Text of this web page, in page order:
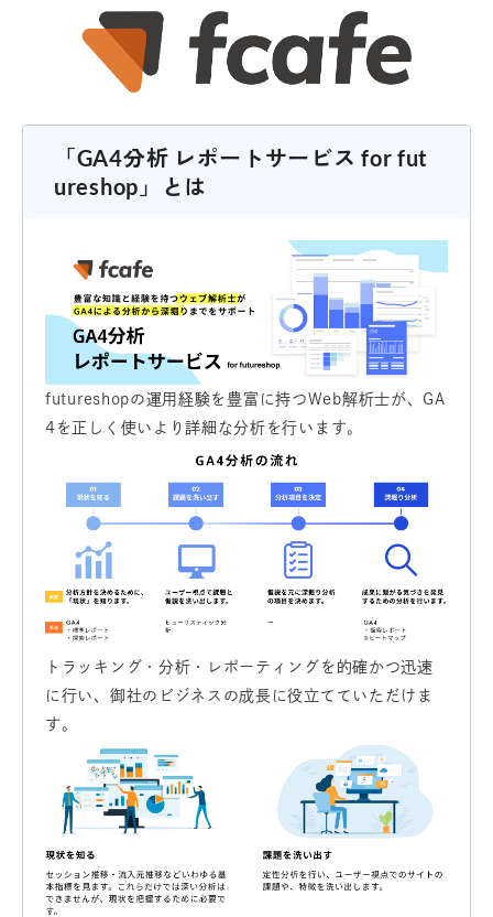
「GA4分析 レポートサービス for fut
ureshop」とは
futureshopの運用経験を豊富に持つWeb解析士が、GA
4を正しく使いより詳細な分析を行います。
トラッキング・分析・レポーティングを的確かつ迅速
に行い、御社のビジネスの成長に役立てていただけま
す。